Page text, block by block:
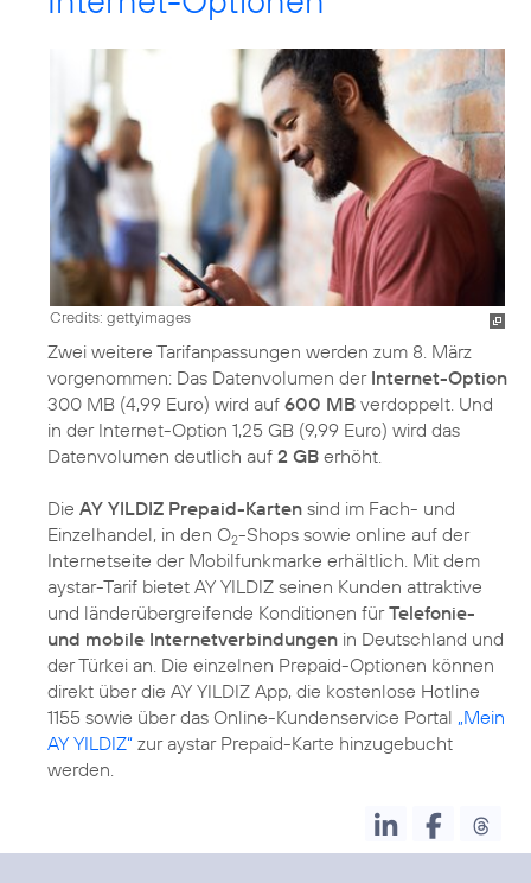
Credits: gettyimages
Zwei weitere Tarifanpassungen werden zum 8. März
vorgenommen: Das Datenvolumen der Internet-Option
300 MB (4,99 Euro) wird auf 600 MB verdoppelt. Und
in der Internet-Option 1,25 GB (9,99 Euro) wird das
Datenvolumen deutlich auf 2 GB erhöht.
Die AY YILDIZ Prepaid-Karten sind im Fach- und
Einzelhandel, in den O2-Shops sowie online auf der
Internetseite der Mobilfunkmarke erhältlich. Mit dem
aystar-Tarif bietet AY YILDIZ seinen Kunden attraktive
und länderübergreifende Konditionen fürTelefonie-
und mobile Internetverbindungen in Deutschland und
der Türkei an. Die einzelnen Prepaid-Optionen können
direkt über die AY YILDIZ App, die kostenlose Hotline
1155 sowie über das Online-Kundenservice Portal „Mein
AY YILDIZ“ zur aystar Prepaid-Karte hinzugebucht
werden.